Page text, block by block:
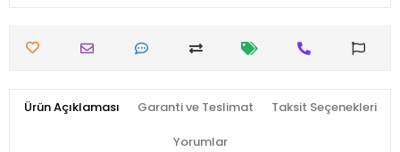
Ürün Açıklaması Garanti ve Teslimat Taksit Seçenekleri
Yorumlar